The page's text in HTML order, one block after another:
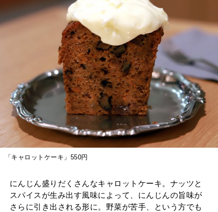
「キャロットケーキ」550円
にんじん盛りだくさんなキャロットケーキ。ナッツと
スパイスが生み出す風味によって、にんじんの旨味が
さらに引き出される形に。野菜が苦手、という方でも